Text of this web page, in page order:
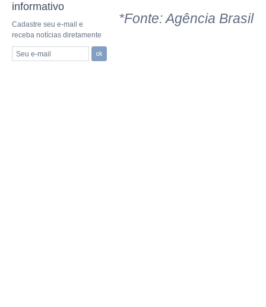
informativo
Cadastre seu e-mail e
receba notícias diretamente
Seu e-mail
*Fonte: Agência Brasil